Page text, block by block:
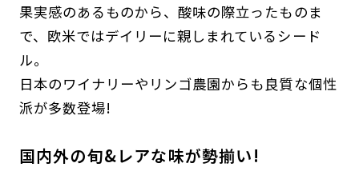
果実感のあるものから、酸味の際立ったものま
で、欧米ではデイリーに親しまれているシード
ル。
日本のワイナリーやリンゴ農園からも良質な個性
派が多数登場!
国内外の旬&レアな味が勢揃い!